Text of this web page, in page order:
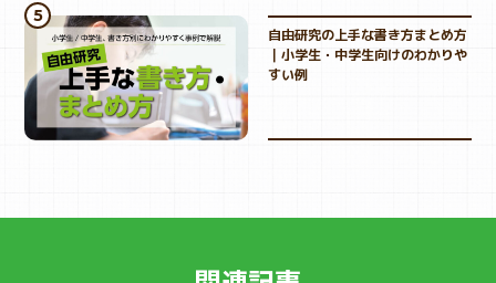
自由研究の上手な書き方まとめ方
｜小学生・中学生向けのわかりや
すい例